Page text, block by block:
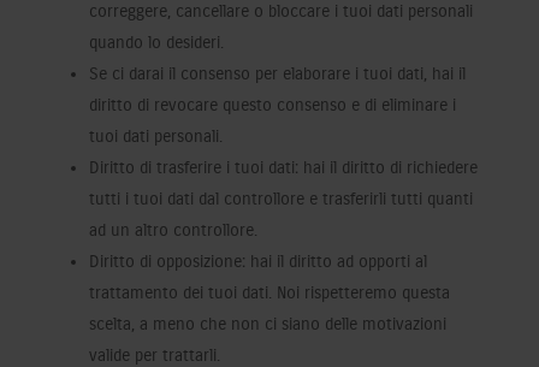
correggere, cancellare o bloccare i tuoi dati personali
quando lo desideri.
Se ci darai il consenso per elaborare i tuoi dati, hai il
diritto di revocare questo consenso e di eliminare i
tuoi dati personali.
Diritto di trasferire i tuoi dati: hai il diritto di richiedere
tutti i tuoi dati dal controllore e trasferirli tutti quanti
ad un altro controllore.
Diritto di opposizione: hai il diritto ad opporti al
trattamento dei tuoi dati. Noi rispetteremo questa
scelta, a meno che non ci siano delle motivazioni
valide per trattarli.